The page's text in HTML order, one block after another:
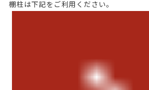
棚柱は下記をご利用ください。